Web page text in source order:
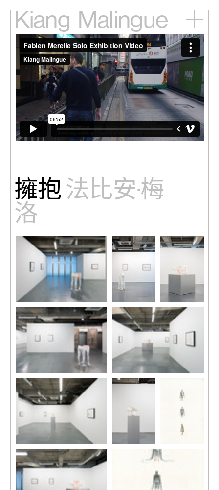
Kiang Malingue
主頁
展覽
藝術家
視頻
新訊
關於我們
English
擁抱 法比安·梅
洛
裝置現場 裝置現場
裝置現場 裝置現場
裝置現場
裝置現場
Homme Volant
1
2016
本
42.5 x 30 公分